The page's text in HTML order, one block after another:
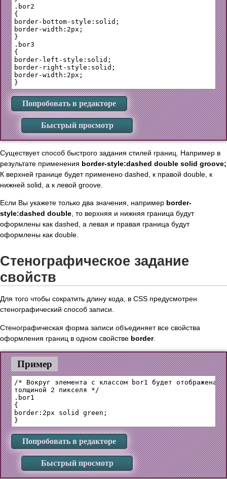
.bor2
{
border-bottom-style:solid;
border-width:2px;
}
.bor3
{
border-left-style:solid;
border-right-style:solid;
border-width:2px;
Попробовать в редакторе
Быстрый просмотр
Существует способ быстрого задания стилей границ. Например в
результате применения border-style:dashed double solid groove;
К верхней границе будет применено dashed, к правой double, к
нижней solid, а к левой groove.
Если Вы укажете только два значения, например border-
style:dashed double, то верхняя и нижняя граница будут
оформлены как dashed, а левая и правая граница будут
оформлены как double.
Стенографическое задание
свойств
Для того чтобы сократить длину кода, в CSS предусмотрен
стенографический способ записи.
Стенографическая форма записи объединяет все свойства
оформления границ в одном свойстве border.
Пример
/* Вокруг элемента с классом bor1 будет отображена
толщиной 2 пикселя */
.bor1
{
border:2px solid green;
Попробовать в редакторе
Быстрый просмотр